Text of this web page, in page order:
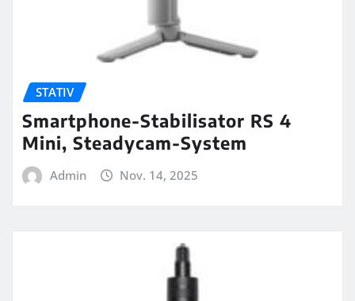
STATIV
Smartphone-Stabilisator RS 4
Mini, Steadycam-System
Admin Nov. 14, 2025